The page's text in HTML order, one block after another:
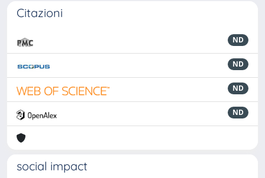
Citazioni
ND
ND
ND
ND
social impact